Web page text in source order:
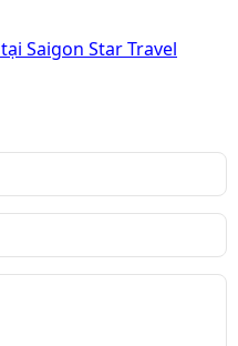
Saigon Star Travel